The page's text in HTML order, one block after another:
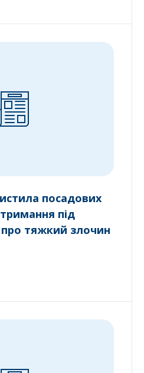
посадових
тримання під
про тяжкий злочин